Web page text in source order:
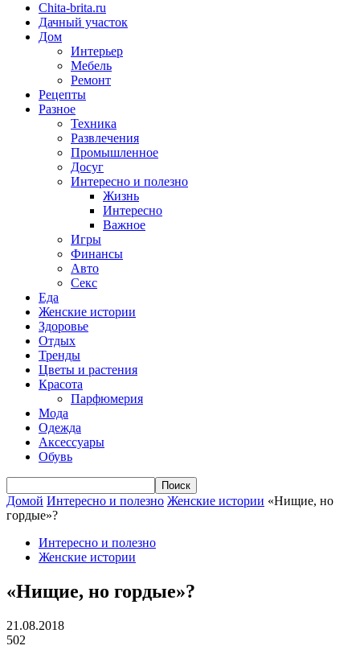
Chita-brita.ru
Дачный участок
Дом
Интерьер
Мебель
Ремонт
Рецепты
Разное
Техника
Развлечения
Промышленное
Досуг
Интересно и полезно
Жизнь
Интересно
Важное
Игры
Финансы
Авто
Секс
Еда
Женские истории
Здоровье
Отдых
Тренды
Цветы и растения
Красота
Парфюмерия
Мода
Одежда
Аксессуары
Обувь
Домой Интересно и полезно Женские истории «Нищие, но
гордые»?
Интересно и полезно
Женские истории
«Нищие, но гордые»?
21.08.2018
502